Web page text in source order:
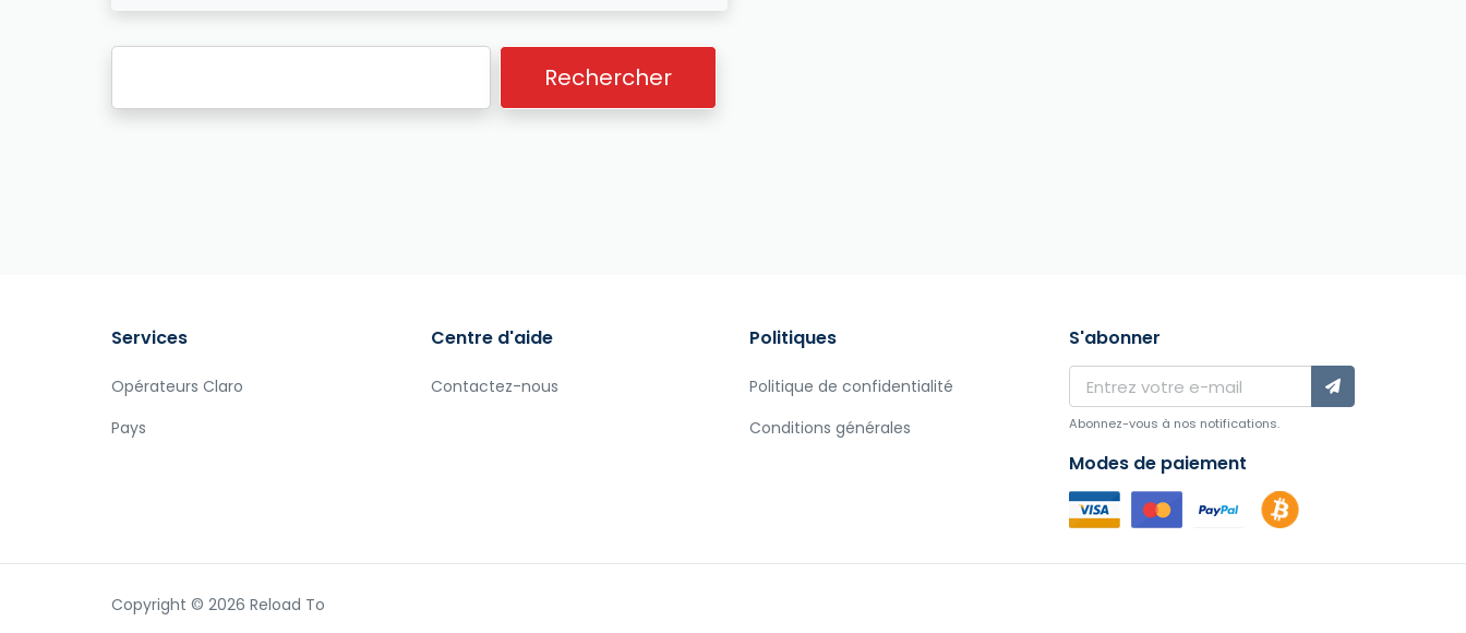
Rechercher
Services
Opérateurs Claro
Pays
Centre d'aide
Contactez-nous
Politiques
Politique de confidentialité
Conditions générales
S'abonner
Abonnez-vous à nos notifications.
Modes de paiement
Copyright © 2026 Reload To